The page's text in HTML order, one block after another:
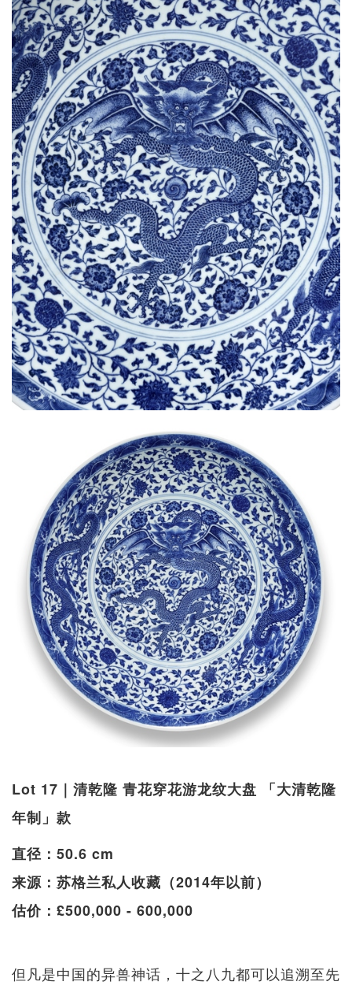
Lot 17｜清乾隆 青花穿花游龙纹大盘 「大清乾隆
年制」款
直径：50.6 cm
来源：苏格兰私人收藏（2014年以前）
估价：£500,000 - 600,000
但凡是中国的异兽神话，十之八九都可以追溯至先